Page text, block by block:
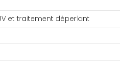
et traitement déperlant